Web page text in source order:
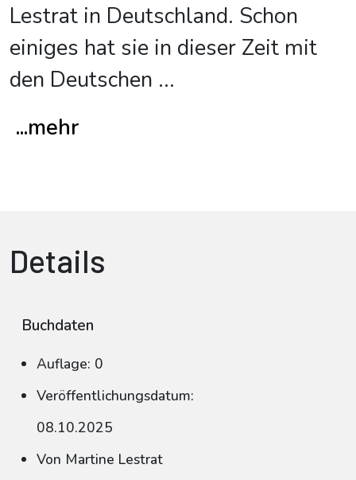
Lestrat in Deutschland. Schon
einiges hat sie in dieser Zeit mit
den Deutschen ...
...mehr
Details
Buchdaten
Auflage: 0
Veröffentlichungsdatum:
08.10.2025
Von Martine Lestrat